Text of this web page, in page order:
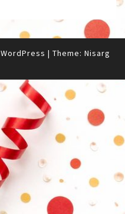
WordPress | Theme: Nisarg